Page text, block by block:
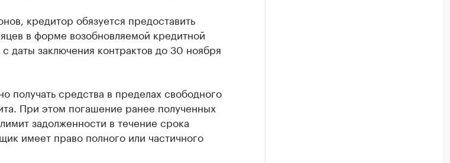
кредитор обязуется предоставить
в форме возобновляемой кредитной
даты заключения контрактов до 30 ноября
получать средства в пределах свободного
При этом погашение ранее полученных
задолженности в течение срока
имеет право полного или частичного